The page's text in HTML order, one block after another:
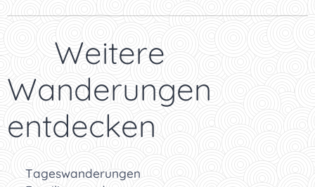
👉 Weitere
Wanderungen
entdecken
Tageswanderungen